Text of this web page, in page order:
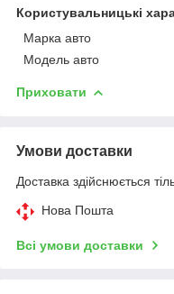
Користувальницькі
Марка авто
Модель авто
Приховати
Умови доставки
Доставка здійснюється
Нова Пошта
Всі умови доставки